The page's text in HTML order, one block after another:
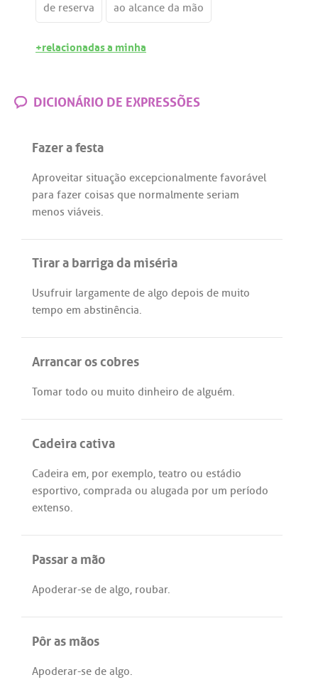
de reserva ao alcance da mão
+relacionadas a minha
DICIONÁRIO DE EXPRESSÕES
Fazer a festa
Aproveitar situação excepcionalmente favorável
para fazer coisas que normalmente seriam
menos viáveis.
Tirar a barriga da miséria
Usufruir largamente de algo depois de muito
tempo em abstinência.
Arrancar os cobres
Tomar todo ou muito dinheiro de alguém.
Cadeira cativa
Cadeira em, por exemplo, teatro ou estádio
esportivo, comprada ou alugada por um período
extenso.
Passar a mão
Apoderar-se de algo, roubar.
Pôr as mãos
Apoderar-se de algo.